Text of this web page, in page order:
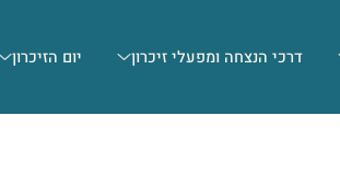
דרכי הנצחה ומפעלי זיכרון יום הזיכרון